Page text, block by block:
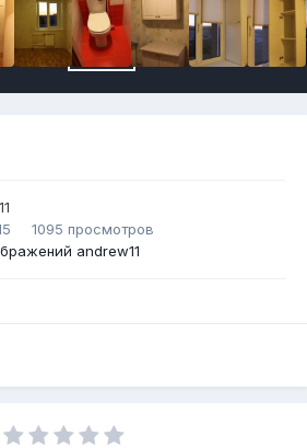
1095 просмотров
andrew11